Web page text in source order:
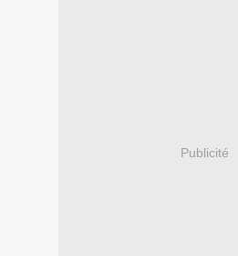
Publicité